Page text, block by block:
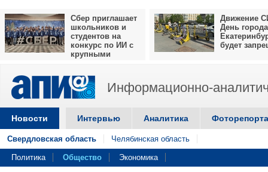
Сбер приглашает
школьников и
студентов на
конкурс по ИИ с
крупными
Движение
День города
будет
Информационно-
Новости Интервью Аналитика
Свердловская область Челябинская область
Политика Общество Экономика